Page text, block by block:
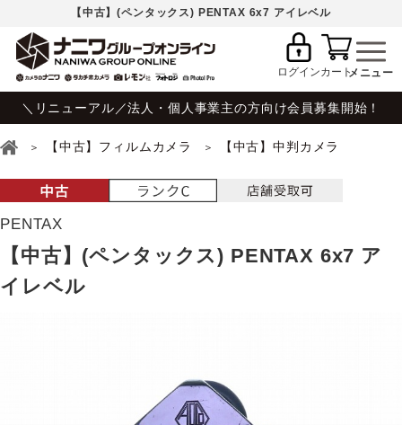
【中古】(ペンタックス) PENTAX 6x7 アイレベル
ログインカート
＼リニューアル／法人・個人事業主の方向け会員募集開始！
【中古】フィルムカメラ 【中古】中判カメラ
PENTAX
【中古】(ペンタックス) PENTAX 6x7 ア
イレベル